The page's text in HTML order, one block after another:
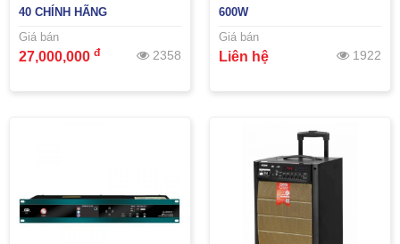
40 CHÍNH HÃNG
Giá bán
27,000,000 đ 2358
600W
Giá bán
Liên hệ 1922